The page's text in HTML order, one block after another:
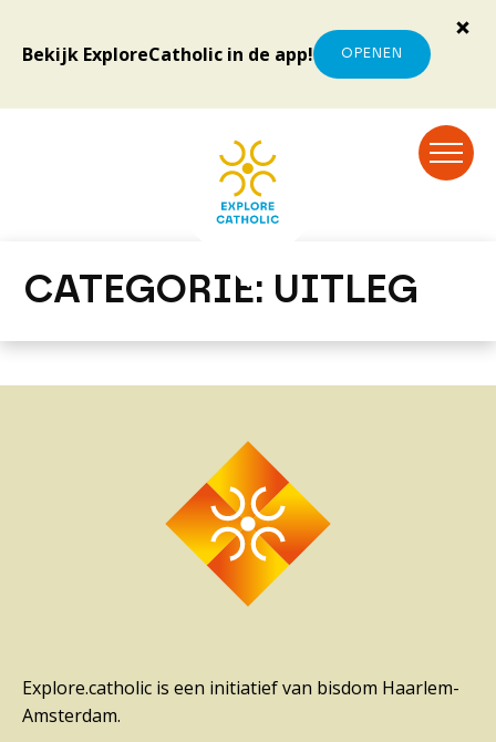
Bekijk ExploreCatholic in de app! OPENEN
CATEGORIE: UITLEG
Explore.catholic is een initiatief van bisdom Haarlem-
Amsterdam.